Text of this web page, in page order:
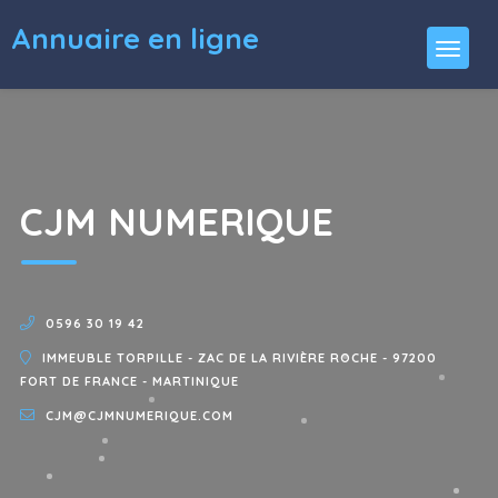
Annuaire en ligne
CJM NUMERIQUE
0596 30 19 42
IMMEUBLE TORPILLE - ZAC DE LA RIVIÈRE ROCHE - 97200
FORT DE FRANCE - MARTINIQUE
CJM@CJMNUMERIQUE.COM